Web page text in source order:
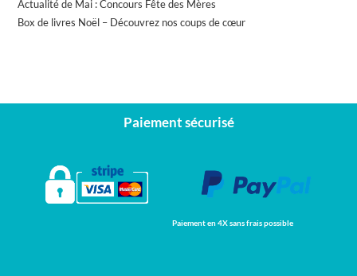
Actualité de Mai : Concours Fête des Mères
Box de livres Noël – Découvrez nos coups de cœur
Paiement sécurisé
Paiement en 4X sans frais possible